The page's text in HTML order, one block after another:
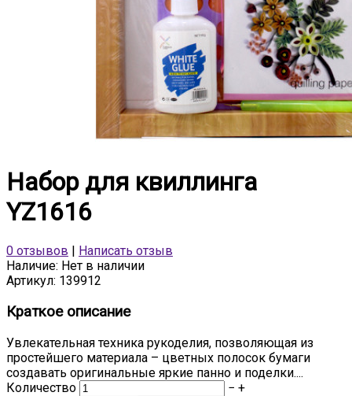
Набор для квиллинга
YZ1616
0 отзывов
Написать отзыв
Наличие: Нет в наличии
Артикул: 139912
Краткое описание
Увлекательная техника рукоделия, позволяющая из
простейшего материала – цветных полосок бумаги
создавать оригинальные яркие панно и поделки....
Количество
− +